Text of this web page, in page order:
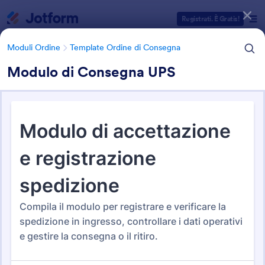
Registrati. È Gratis!
Moduli Ordine Template Ordine di Consegna
Modulo di Consegna UPS
Moduli Ordine Template Ordine di Consegna
Template Ordine di Consegna
Categorie Template Moduli